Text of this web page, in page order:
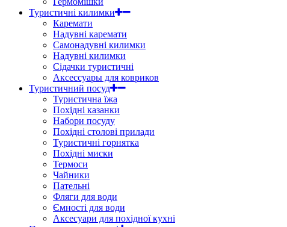
Туристичні килимки
Каремати
Надувні каремати
Самонадувні килимки
Надувні килимки
Сідачки туристичні
Аксессуары для ковриков
Туристичний посуд
Туристична їжа
Похідні казанки
Набори посуду
Похідні столові прилади
Туристичні горнятка
Похідні миски
Термоси
Чайники
Пательні
Фляги для води
Ємності для води
Аксесуари для похідної кухні